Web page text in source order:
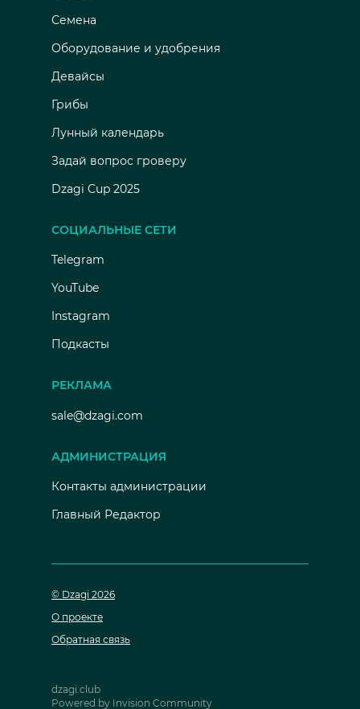
Семена
Оборудование и удобрения
Девайсы
Грибы
Лунный календарь
Задай вопрос гроверу
Dzagi Cup 2025
СОЦИАЛЬНЫЕ СЕТИ
Telegram
YouTube
Instagram
Подкасты
РЕКЛАМА
sale@dzagi.com
АДМИНИСТРАЦИЯ
Контакты администрации
Главный Редактор
© Dzagi 2026
О проекте
Обратная связь
dzagi.club
Powered by Invision Community